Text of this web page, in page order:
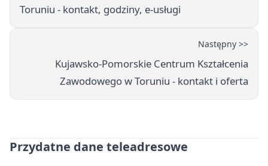
Toruniu - kontakt, godziny, e-usługi
Następny >>
Kujawsko-Pomorskie Centrum Kształcenia
Zawodowego w Toruniu - kontakt i oferta
Przydatne dane teleadresowe